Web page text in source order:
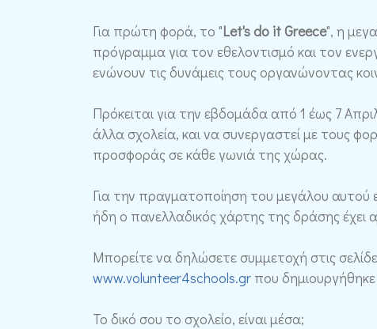
Για πρώτη φορά, το "Let's do it Greece", η
πρόγραμμα για τον εθελοντισμό και τον
ενώνουν τις δυνάμεις τους οργανώνοντας
Πρόκειται για την εβδομάδα από 1 έως 7
άλλα σχολεία, και να συνεργαστεί με τους
προσφοράς σε κάθε γωνιά της χώρας.
Για την πραγματοποίηση του μεγάλου αυτού
ήδη ο πανελλαδικός χάρτης της δράσης έχει
Μπορείτε να δηλώσετε συμμετοχή στις
www.volunteer4schools.gr που
Το δικό σου το σχολείο, είναι μέσα;